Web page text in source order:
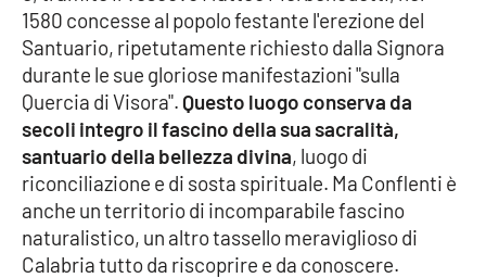
Le perfidie di Antonella Grippo
Venti di comunicazione
STREAMING
LaC TV
1580 concesse al popolo festante l'erezione del
Santuario, ripetutamente richiesto dalla Signora
durante le sue gloriose manifestazioni "sulla
Quercia di Visora".Questo luogo conserva da
secoli integro il fascino della sua sacralità,
santuario della bellezza divina, luogo di
riconciliazione e di sosta spirituale. Ma Conflenti è
anche un territorio di incomparabile fascino
naturalistico, un altro tassello meraviglioso di
Calabria tutto da riscoprire e da conoscere.